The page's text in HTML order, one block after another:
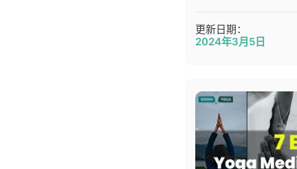
更新日期：
2024年3月5日